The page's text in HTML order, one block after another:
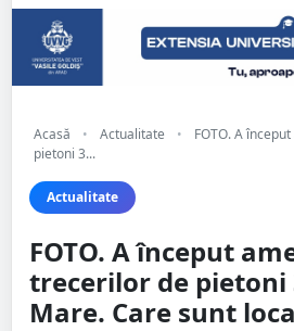
Acasă • Actualitate •
FOTO. A
pietoni 3...
Actualitate
FOTO. A început
trecerilor de pietoni
Mare. Care sunt